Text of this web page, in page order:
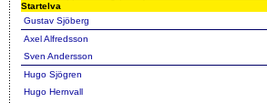
Startelva
Gustav Sjöberg
Axel Alfredsson
Sven Andersson
Hugo Sjögren
Hugo Hernvall